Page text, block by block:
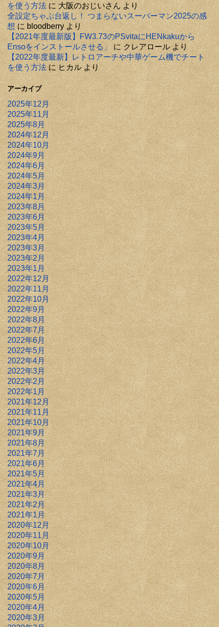
を使う方法に大阪のおじいさんより
全設定ちゃぶ台返し！ つまらないスーパーマン2025の感
想にbloodberryより
【2021年度最新版】FW3.73のPSvitaにHENkakuから
Ensoをインストールさせる」にクレアロールより
【2022年度最新】レトロアーチや中華ゲーム機でチート
を使う方法にヒカルより
アーカイブ
2025年12月
2025年11月
2025年8月
2024年12月
2024年10月
2024年9月
2024年6月
2024年5月
2024年3月
2024年1月
2023年8月
2023年6月
2023年5月
2023年4月
2023年3月
2023年2月
2023年1月
2022年12月
2022年11月
2022年10月
2022年9月
2022年8月
2022年7月
2022年6月
2022年5月
2022年4月
2022年3月
2022年2月
2022年1月
2021年12月
2021年11月
2021年10月
2021年9月
2021年8月
2021年7月
2021年6月
2021年5月
2021年4月
2021年3月
2021年2月
2021年1月
2020年12月
2020年11月
2020年10月
2020年9月
2020年8月
2020年7月
2020年6月
2020年5月
2020年4月
2020年3月